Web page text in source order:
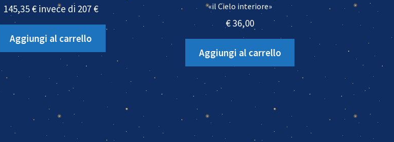
145,35 € invece di 207 €
Aggiungi al carrello
«il Cielo interiore»
€36,00
Aggiungi al carrello